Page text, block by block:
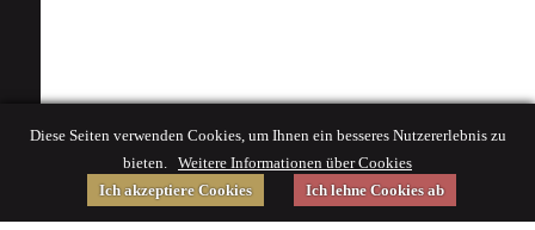
Diese Seiten verwenden Cookies, um Ihnen ein besseres Nutzererlebnis zu
bieten. Weitere Informationen über Cookies
Ich akzeptiere Cookies
Ich lehne Cookies ab